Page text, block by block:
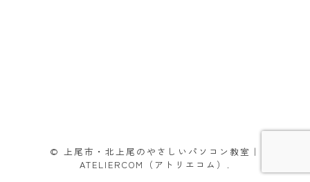
© 上尾市・北上尾のやさしいパソコン教室｜
ATELIERCOM（アトリエコム）.